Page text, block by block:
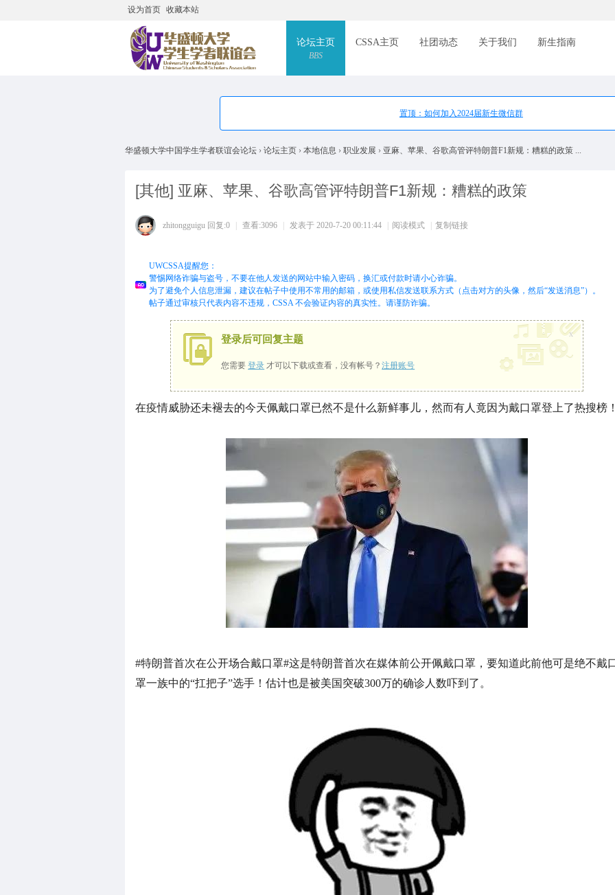
设为首页 收藏本站
论坛主页
BBS
CSSA主页 社团动态 关于我们 新生指南
置顶：如何加入2024届新生微信群
华盛顿大学中国学生学者联谊会论坛 › 论坛主页 › 本地信息 › 职业发展 › 亚麻、苹果、谷歌高管评特朗普F1新规：糟糕的政策 ...
[其他] 亚麻、苹果、谷歌高管评特朗普F1新规：糟糕的政策
zhitongguigu 回复:0 查看:3096 发表于 2020-7-20 00:11:44 阅读模式 复制链接
UWCSSA提醒您：
警惕网络诈骗与盗号，不要在他人发送的网站中输入密码，换汇或付款时请小心诈骗。
为了避免个人信息泄漏，建议在帖子中使用不常用的邮箱，或使用私信发送联系方式（点击对方的头像，然后“发送消息”）。
帖子通过审核只代表内容不违规，CSSA 不会验证内容的真实性。请谨防诈骗。
登录后可回复主题
您需要登录 才可以下载或查看，没有帐号？注册账号
x
在疫情威胁还未褪去的今天佩戴口罩已然不是什么新鲜事儿，然而有人竟因为戴口罩登上了热搜榜
#特朗普首次在公开场合戴口罩#这是特朗普首次在媒体前公开佩戴口罩，要知道此前他可是绝不戴
罩一族中的“扛把子”选手！估计也是被美国突破300万的确诊人数吓到了。